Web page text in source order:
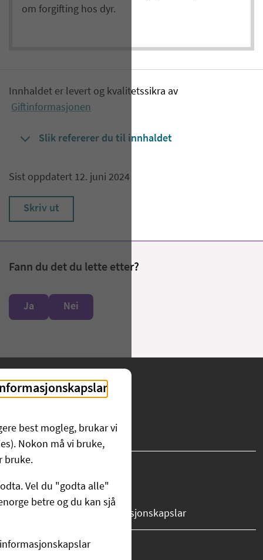
om forgifting hos dyr.​​
Innhaldet er levert og kvalitetssikra av
Giftinformasjonen
Slik refererer du til innhaldet
Sist oppdatert 12. juni 2024
Skriv ut
Fann du det du lette etter?
Ja Nei